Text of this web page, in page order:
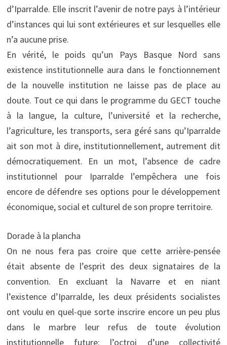
d’Iparralde. Elle inscrit l’avenir de notre pays à l’intérieur
d’instances qui lui sont extérieures et sur lesquelles elle
n’a aucune prise.
En vérité, le poids qu’un Pays Basque Nord sans
existence institutionnelle aura dans le fonctionnement
de la nouvelle institution ne laisse pas de place au
doute. Tout ce qui dans le programme du GECT touche
à la langue, la culture, l’université et la recherche,
l’agriculture, les transports, sera géré sans qu’Iparralde
ait son mot à dire, institutionnellement, autrement dit
démocratiquement. En un mot, l’absence de cadre
institutionnel pour Iparralde l’empêchera une fois
encore de défendre ses options pour le développement
économique, social et culturel de son propre territoire.
Dorade à la plancha
On ne nous fera pas croire que cette arrière-pensée
était absente de l’esprit des deux signataires de la
convention. En excluant la Navarre et en niant
l’existence d’Iparralde, les deux présidents socialistes
ont voulu en quel-que sorte inscrire encore un peu plus
dans le marbre leur refus de toute évolution
institutionnelle future: l’octroi d’une collectivité